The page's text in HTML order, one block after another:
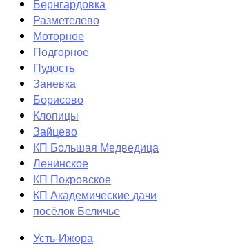
Бернгардовка
Разметелево
Моторное
Подгорное
Пудость
Заневка
Борисово
Клопицы
Зайцево
КП Большая Медведица
Ленинское
КП Покровское
КП Академические дачи
посёлок Беличье
Усть-Ижора